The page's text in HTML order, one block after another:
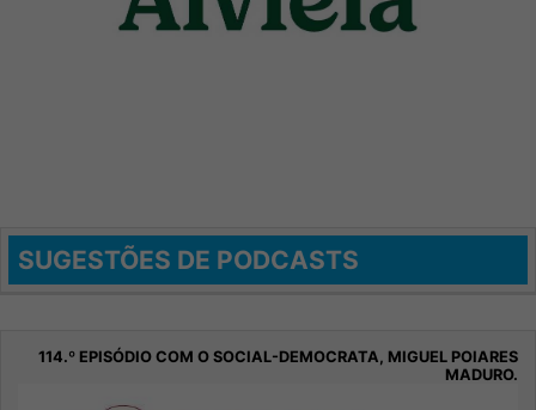
SUGESTÕES DE PODCASTS